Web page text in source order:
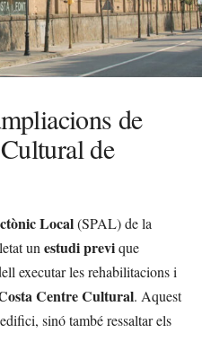
de
de
Local(SPAL) de la
un estudi previque
executar les rehabilitacions i
Centre Cultural. Aquest
sinó també ressaltar els